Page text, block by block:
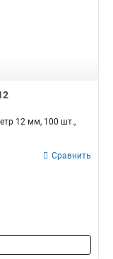
12 мм, 100 шт.,
Сравнить